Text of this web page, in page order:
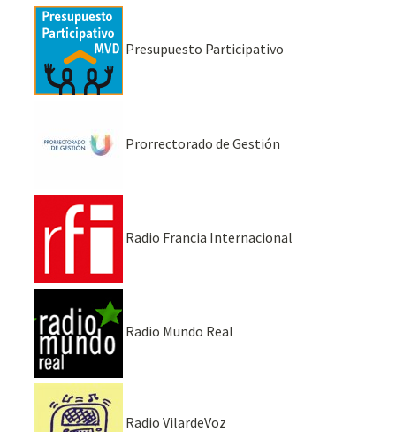
Presupuesto Participativo
Prorrectorado de Gestión
Radio Francia Internacional
Radio Mundo Real
Radio VilardeVoz